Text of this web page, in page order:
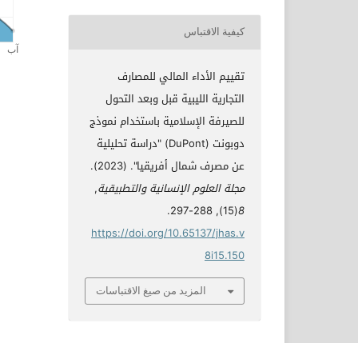
كيفية الاقتباس
تقييم الأداء المالي للمصارف
التجارية الليبية قبل وبعد التحول
للصيرفة الإسلامية باستخدام نموذج
دوبونت (DuPont) "دراسة تحليلية
عن مصرف شمال أفريقيا". (2023).
مجلة العلوم الإنسانية والتطبيقية,
8
(15), 288-297.
https://doi.org/10.65137/jhas.v
8i15.150
المزيد من صيغ الاقتباسات